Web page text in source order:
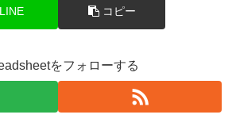
LINE コピー
をフォローする